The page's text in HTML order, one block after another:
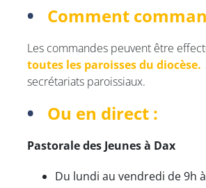
Comment
Les commandes peuvent être
toutes les paroisses du diocèse.
secrétariats paroissiaux.
Ou en direct :
Pastorale des Jeunes à Dax
Du lundi au vendredi de 9h